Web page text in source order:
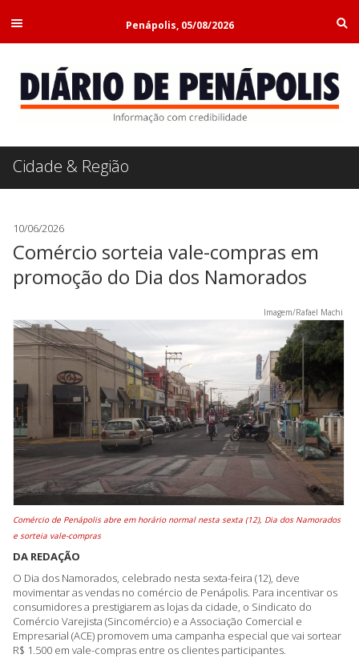
Penápolis, 05/08/2026
Cidade & Região
10/06/2026
Comércio sorteia vale-compras em
promoção do Dia dos Namorados
Imagem/Rafael Machi
Comércio de Penápolis abre em horário normal nesta sexta (12), Dia dos Namorados
e sorteia vale-compras
DA REDAÇÃO
O Dia dos Namorados, celebrado nesta sexta-feira (12), deve
movimentar as vendas no comércio de Penápolis. Para incentivar os
consumidores a prestigiarem as lojas da cidade, o Sindicato do
Comércio Varejista (Sincomércio) e a Associação Comercial e
Empresarial (ACE) promovem uma campanha especial que vai sortear
R$ 1.500 em vale-compras entre os clientes participantes.